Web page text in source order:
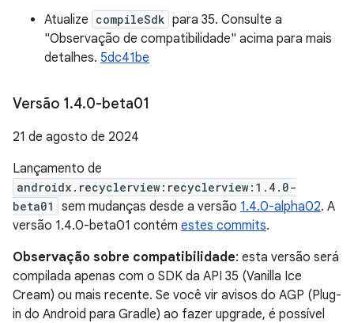
Atualize compileSdk para 35. Consulte a
"Observação de compatibilidade" acima para mais
detalhes. 5dc41be
Versão 1.4.0-beta01
21 de agosto de 2024
Lançamento de
androidx.recyclerview:recyclerview:1.4.0-
beta01
sem mudanças desde a versão 1.4.0-alpha02. A
versão 1.4.0-beta01 contém estes commits.
Observação sobre compatibilidade: esta versão será
compilada apenas com o SDK da API 35 (Vanilla Ice
Cream) ou mais recente. Se você vir avisos do AGP (Plug-
in do Android para Gradle) ao fazer upgrade, é possível